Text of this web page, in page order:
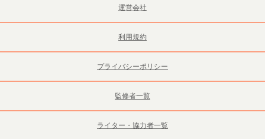
運営会社
利用規約
プライバシーポリシー
監修者一覧
ライター・協力者一覧